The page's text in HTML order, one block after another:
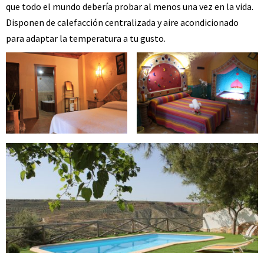
que todo el mundo debería probar al menos una vez en la vida.
Disponen de calefacción centralizada y aire acondicionado
para adaptar la temperatura a tu gusto.